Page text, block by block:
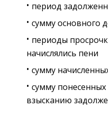
период
сумму основного
периоды
начислялись пени
сумму
сумму
взысканию